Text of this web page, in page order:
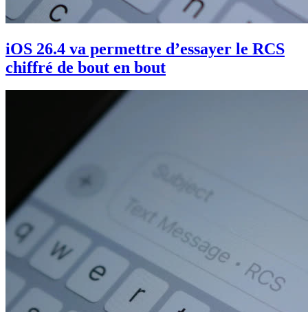
iOS 26.4 va permettre d’essayer le RCS
chiffré de bout en bout